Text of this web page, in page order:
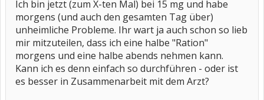
Ich bin jetzt (zum X-ten Mal) bei 15 mg und habe
morgens (und auch den gesamten Tag über)
unheimliche Probleme. Ihr wart ja auch schon so lieb
mir mitzuteilen, dass ich eine halbe "Ration"
morgens und eine halbe abends nehmen kann.
Kann ich es denn einfach so durchführen - oder ist
es besser in Zusammenarbeit mit dem Arzt?